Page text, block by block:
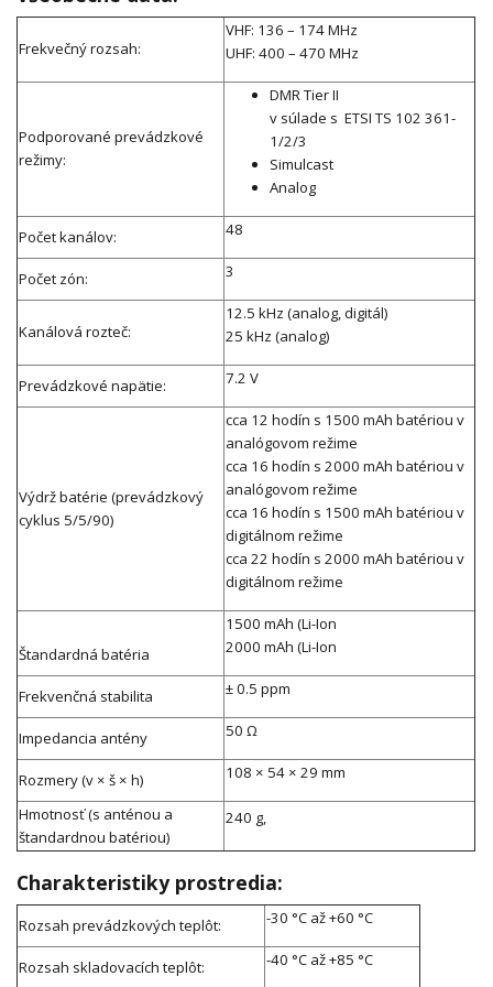
Frekvečný rozsah:
VHF: 136 – 174 MHz
UHF: 400 – 470 MHz
Podporované prevádzkové
režimy:
DMR Tier II
v súlade s ETSI TS 102 361-
1/2/3
Simulcast
Analog
Počet kanálov: 48
Počet zón: 3
Kanálová rozteč:
12.5 kHz (analog, digitál)
25 kHz (analog)
Prevádzkové napätie: 7.2 V
Výdrž batérie (prevádzkový
cyklus 5/5/90)
cca 12 hodín s 1500 mAh batériou v
analógovom režime
cca 16 hodín s 2000 mAh batériou v
analógovom režime
cca 16 hodín s 1500 mAh batériou v
digitálnom režime
cca 22 hodín s 2000 mAh batériou v
digitálnom režime
Štandardná batéria
1500 mAh (Li-Ion
2000 mAh (Li-Ion
Frekvenčná stabilita ± 0.5 ppm
Impedancia antény 50 Ω
Rozmery (v × š × h) 108 × 54 × 29 mm
Hmotnosť (s anténou a
štandardnou batériou)
240 g,
Charakteristiky prostredia:
Rozsah prevádzkových teplôt: -30 °C až +60 °C
Rozsah skladovacích teplôt: -40 °C až +85 °C